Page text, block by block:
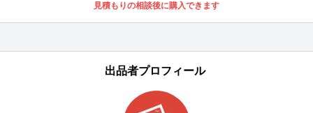
見積もりの相談後に購入できます
出品者プロフィール